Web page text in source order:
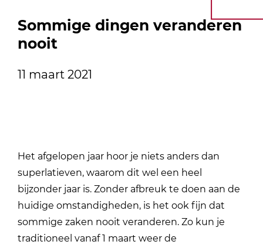
Sommige dingen veranderen
nooit
11 maart 2021
Het afgelopen jaar hoor je niets anders dan
superlatieven, waarom dit wel een heel
bijzonder jaar is. Zonder afbreuk te doen aan de
huidige omstandigheden, is het ook fijn dat
sommige zaken nooit veranderen. Zo kun je
traditioneel vanaf 1 maart weer de